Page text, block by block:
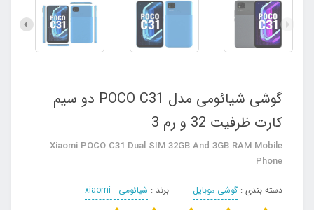
گوشی شیائومی مدل POCO C31 دو سیم‌
کارت ظرفیت 32 و رم 3
Xiaomi POCO C31 Dual SIM 32GB And 3GB RAM Mobile
Phone
دسته بندی : گوشی موبایل برند : شیائومی - xiaomi